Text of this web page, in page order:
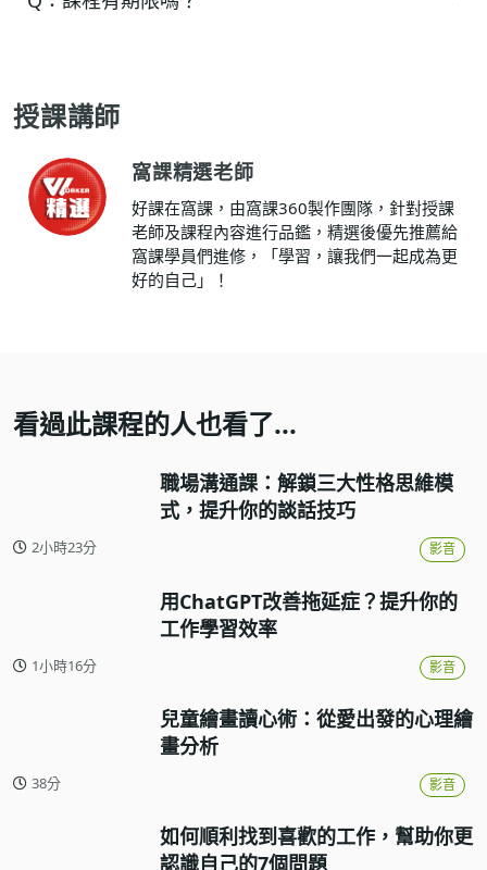
授課講師
窩課精選老師
好課在窩課，由窩課360製作團隊，針對授課
老師及課程內容進行品鑑，精選後優先推薦給
窩課學員們進修，「學習，讓我們一起成為更
好的自己」！
看過此課程的人也看了...
職場溝通課：解鎖三大性格思維模
式，提升你的談話技巧
2小時23分 影音
用ChatGPT改善拖延症？提升你的
工作學習效率
1小時16分 影音
兒童繪畫讀心術：從愛出發的心理繪
畫分析
38分 影音
如何順利找到喜歡的工作，幫助你更
認識自己的7個問題